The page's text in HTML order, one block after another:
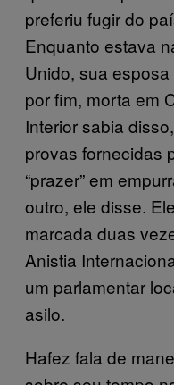
preferiu fugir do
Enquanto estava
Unido, sua
por fim, morta em
Interior sabia
provas fornecidas
“prazer” em
outro, ele disse.
marcada duas
Anistia
um parlamentar
asilo.
Hafez fala de